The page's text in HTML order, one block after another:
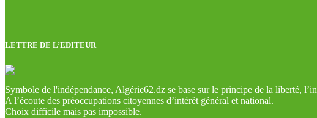
LETTRE DE L’EDITEUR
Symbole de l'indépendance, Algérie62.dz se base sur le principe de la liberté,
A l’écoute des préoccupations citoyennes d’intérêt général et national.
Choix difficile mais pas impossible.